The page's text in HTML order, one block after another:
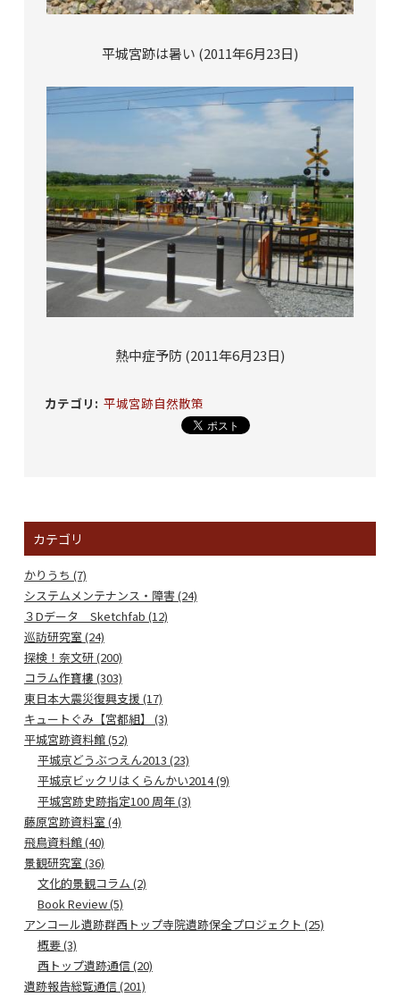
平城宮跡は暑い (2011年6月23日)
熱中症予防 (2011年6月23日)
カテゴリ : 平城宮跡自然散策
カテゴリ
かりうち (7)
システムメンテナンス・障害 (24)
３Dデータ Sketchfab (12)
巡訪研究室 (24)
探検！奈文研 (200)
コラム作寶樓 (303)
東日本大震災復興支援 (17)
キュートぐみ【宮都組】 (3)
平城宮跡資料館 (52)
平城京どうぶつえん2013 (23)
平城京ビックリはくらんかい2014 (9)
平城宮跡史跡指定100 周年 (3)
藤原宮跡資料室 (4)
飛鳥資料館 (40)
景観研究室 (36)
文化的景観コラム (2)
Book Review (5)
アンコール遺跡群西トップ寺院遺跡保全プロジェクト (25)
概要 (3)
西トップ遺跡通信 (20)
遺跡報告総覧通信 (201)